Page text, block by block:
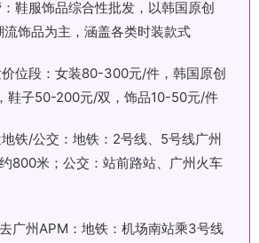
鞋服饰品综合性批发，以韩国原创
饰品为主，涵盖各类时装款式
位段：女装80-300元/件，韩国原创
鞋子50-200元/双，饰品10-50元/件
铁/公交：地铁：2号线、5号线广州
800米；公交：站前路站、广州火车
广州APM：地铁：机场南站乘3号线